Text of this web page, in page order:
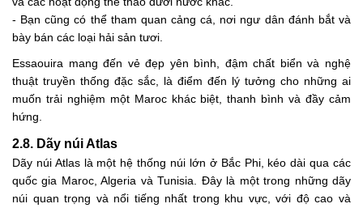
- Bạn cũng có thể tham quan cảng cá, nơi ngư dân đánh bắt và
bày bán các loại hải sản tươi.
Essaouira mang đến vẻ đẹp yên bình, đậm chất biển và nghệ
thuật truyền thống đặc sắc, là điểm đến lý tưởng cho những ai
muốn trải nghiệm một Maroc khác biệt, thanh bình và đầy cảm
hứng.
2.8. Dãy núi Atlas
Dãy núi Atlas là một hệ thống núi lớn ở Bắc Phi, kéo dài qua các
quốc gia Maroc, Algeria và Tunisia. Đây là một trong những dãy
núi quan trọng và nổi tiếng nhất trong khu vực, với độ cao và